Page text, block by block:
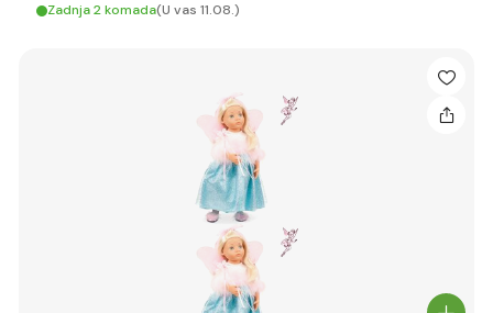
Zadnja 2 komada(U vas 11.08.)